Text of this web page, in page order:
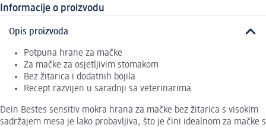
Informacije o proizvodu
Opis proizvoda
Potpuna hrane za mačke
Za mačke za osjetljivim stomakom
Bez žitarica i dodatnih bojila
Recept razvijen u saradnji sa veterinarima
Dein Bestes sensitiv mokra hrana za mačke bez žitarica s visokim
sadržajem mesa je lako probavljiva, što je čini idealnom za mačke s